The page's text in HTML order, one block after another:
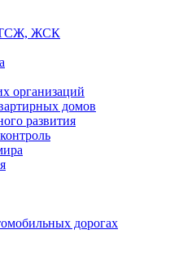
ТСЖ, ЖСК
организаций
домов
развития
дорогах